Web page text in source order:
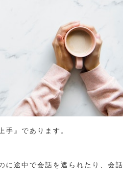
手』であります。
に途中で会話を遮られたり、会話